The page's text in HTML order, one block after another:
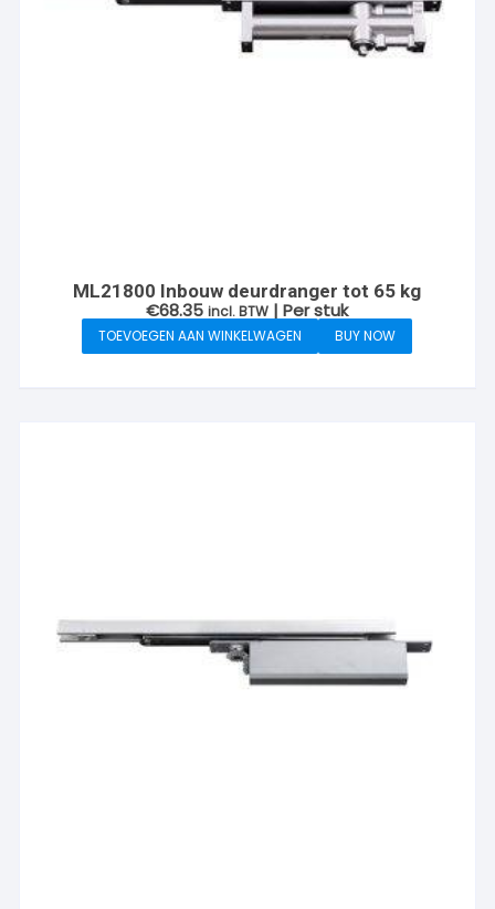
ML21800 Inbouw deurdranger tot 65 kg
€68.35 incl. BTW | Per stuk
TOEVOEGEN AAN WINKELWAGEN BUY NOW